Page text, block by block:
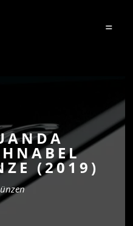
=
(2019)